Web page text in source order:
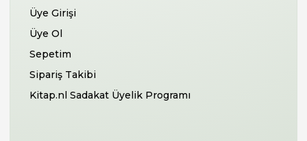
Üye Girişi
Üye Ol
Sepetim
Sipariş Takibi
Kitap.nl Sadakat Üyelik Programı